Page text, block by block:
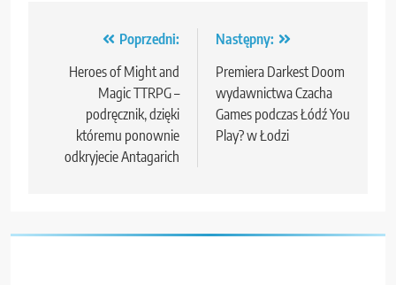
Nawigacja
wpisu
Poprzedni:
Heroes of Might and
Magic TTRPG –
podręcznik, dzięki
któremu ponownie
odkryjecie Antagarich
Następny:
Premiera Darkest Doom
wydawnictwa Czacha
Games podczas Łódź You
Play? w Łodzi